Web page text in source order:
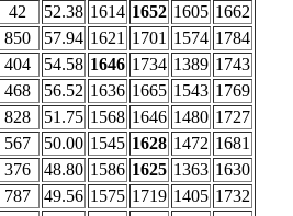
42 52.38 1614 1652 1605 1662
850 57.94 1621 1701 1574 1784
404 54.58 1646 1734 1389 1743
468 56.52 1636 1665 1543 1769
828 51.75 1568 1646 1480 1727
567 50.00 1545 1628 1472 1681
376 48.80 1586 1625 1363 1630
787 49.56 1575 1719 1405 1732